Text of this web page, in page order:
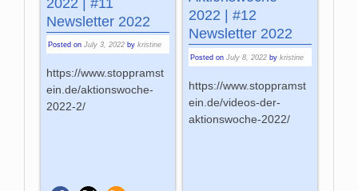
2022 | #12
Newsletter 2022
Posted on July 8, 2022 by kristine
https://www.stoppramst
ein.de/videos-der-
aktionswoche-2022/
2022 | #11
Newsletter 2022
Posted onJuly 3, 2022 bykristine
https://www.stoppramst
ein.de/aktionswoche-
2022-2/